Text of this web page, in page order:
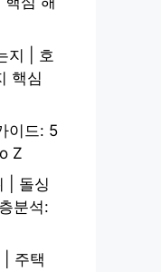
지 | 호
핵심
이드: 5
Z
| 돌싱
분석:
| 주택